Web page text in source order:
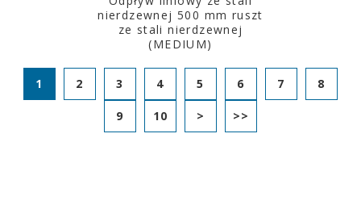
nierdzewnej 500 mm ruszt
ze stali nierdzewnej
(MEDIUM)
1 2 3 4 5 6 7 8
9 10 > >>